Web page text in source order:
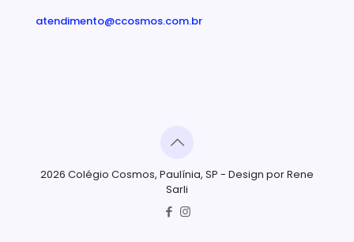
atendimento@ccosmos.com.br
2026 Colégio Cosmos, Paulínia, SP - Design por Rene
Sarli